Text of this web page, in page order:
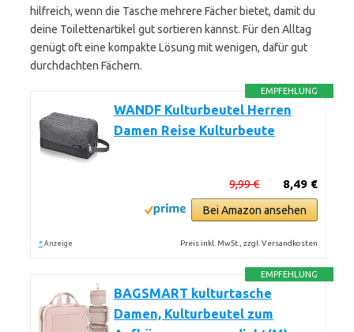
hilfreich, wenn die Tasche mehrere Fächer bietet, damit du
deine Toilettenartikel gut sortieren kannst. Für den Alltag
genügt oft eine kompakte Lösung mit wenigen, dafür gut
durchdachten Fächern.
EMPFEHLUNG
WANDF Kulturbeutel Herren
Damen Reise Kulturbeute
8,49 €
9,99 €
Bei Amazon ansehen
* Anzeige Preis inkl. MwSt., zzgl. Versandkosten
EMPFEHLUNG
BAGSMART kulturtasche
Damen, Kulturbeutel zum